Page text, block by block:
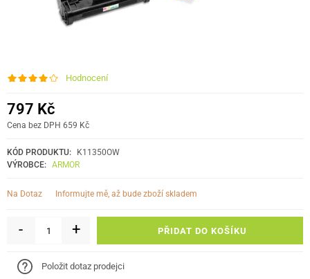
Hodnocení
797 Kč
Cena bez DPH 659 Kč
KÓD PRODUKTU:
K11350OW
VÝROBCE: ARMOR
Na Dotaz informujte mě, až bude zboží skladem
- + PŘIDAT DO KOŠÍKU
Položit dotaz prodejci